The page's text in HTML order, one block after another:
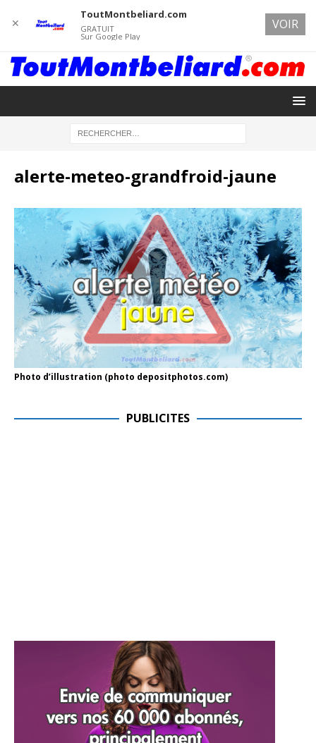
alerte-meteo-grandfroid-jaune
Photo d’illustration (photo depositphotos.com)
PUBLICITES
✕
ToutMontbeliard.com
GRATUIT
Sur Google Play
VOIR